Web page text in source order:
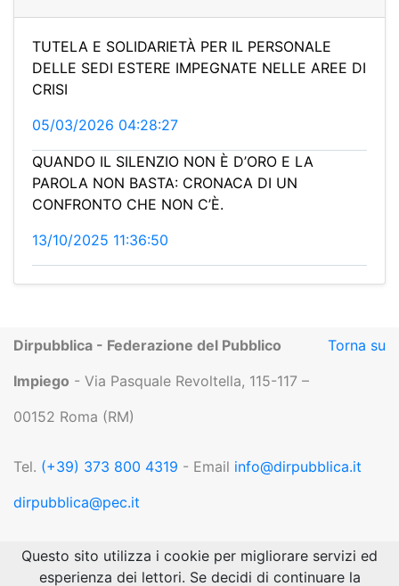
TUTELA E SOLIDARIETÀ PER IL PERSONALE
DELLE SEDI ESTERE IMPEGNATE NELLE AREE DI
CRISI
05/03/2026 04:28:27
QUANDO IL SILENZIO NON È D’ORO E LA
PAROLA NON BASTA: CRONACA DI UN
CONFRONTO CHE NON C’È.
13/10/2025 11:36:50
Torna su
Dirpubblica - Federazione del Pubblico
Impiego - Via Pasquale Revoltella, 115-117 –
00152 Roma (RM)
Tel. (+39) 373 800 4319 - Email info@dirpubblica.it
dirpubblica@pec.it
P.IVA 04919551004 |Privacy
Questo sito utilizza i cookie per migliorare servizi ed
esperienza dei lettori. Se decidi di continuare la